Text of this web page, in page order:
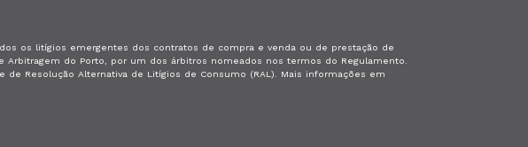
os litígios emergentes dos contratos de compra e venda ou de prestação de
do Porto, por um dos árbitros nomeados nos termos do Regulamento.
Resolução Alternativa de Litígios de Consumo (RAL). Mais informações em